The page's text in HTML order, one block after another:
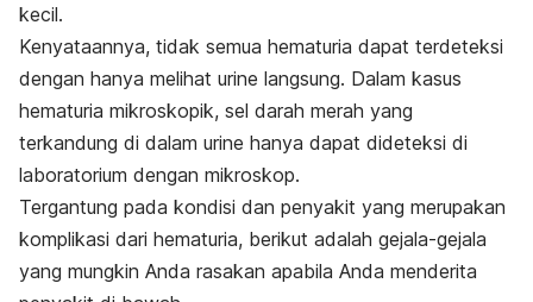
kecil.
Kenyataannya, tidak semua hematuria dapat terdeteksi
dengan hanya melihat urine langsung. Dalam kasus
hematuria mikroskopik, sel darah merah yang
terkandung di dalam urine hanya dapat dideteksi di
laboratorium dengan mikroskop.
Tergantung pada kondisi dan penyakit yang merupakan
komplikasi dari hematuria, berikut adalah gejala-gejala
yang mungkin Anda rasakan apabila Anda menderita